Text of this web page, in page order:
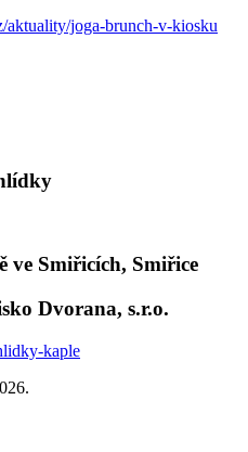
joga-brunch-v-kiosku
ve Smiřicích, Smiřice
Dvorana, s.r.o.
kaple